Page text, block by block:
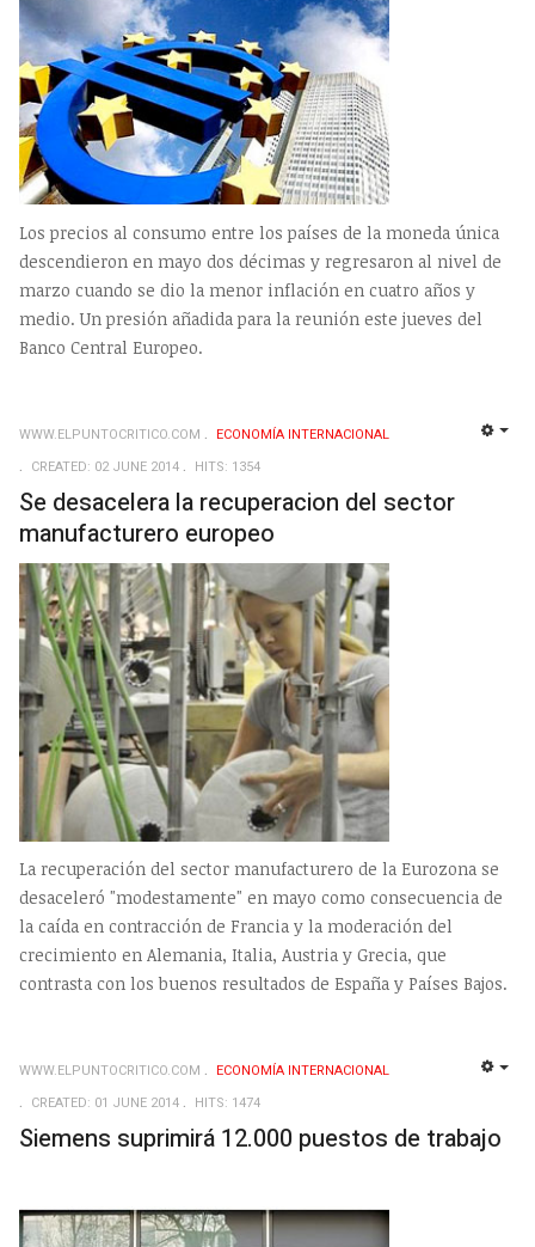
Los precios al consumo entre los países de la moneda única
descendieron en mayo dos décimas y regresaron al nivel de
marzo cuando se dio la menor inflación en cuatro años y
medio. Un presión añadida para la reunión este jueves del
Banco Central Europeo.
WWW.ELPUNTOCRITICO.COM
ECONOMÍA INTERNACIONAL
CREATED: 02 JUNE 2014
HITS: 1354
Se desacelera la recuperacion del sector
manufacturero europeo
La recuperación del sector manufacturero de la Eurozona se
desaceleró "modestamente" en mayo como consecuencia de
la caída en contracción de Francia y la moderación del
crecimiento en Alemania, Italia, Austria y Grecia, que
contrasta con los buenos resultados de España y Países Bajos.
WWW.ELPUNTOCRITICO.COM
ECONOMÍA INTERNACIONAL
CREATED: 01 JUNE 2014
HITS: 1474
Siemens suprimirá 12.000 puestos de trabajo